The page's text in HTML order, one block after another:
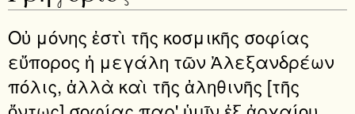
Οὐ μόνης ἐστὶ τῆς κοσμικῆς σοφίας
εὔπορος ἡ μεγάλη τῶν Ἀλεξανδρέων
πόλις, ἀλλὰ καὶ τῆς ἀληθινῆς [τῆς